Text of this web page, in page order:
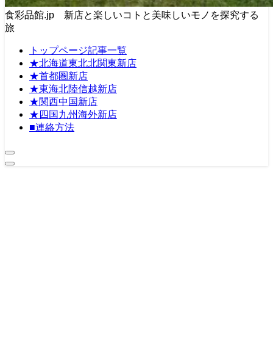
食彩品館.jp 新店と楽しいコトと美味しいモノを探究する
旅
トップページ記事一覧
★北海道東北北関東新店
★首都圏新店
★東海北陸信越新店
★関西中国新店
★四国九州海外新店
■連絡方法